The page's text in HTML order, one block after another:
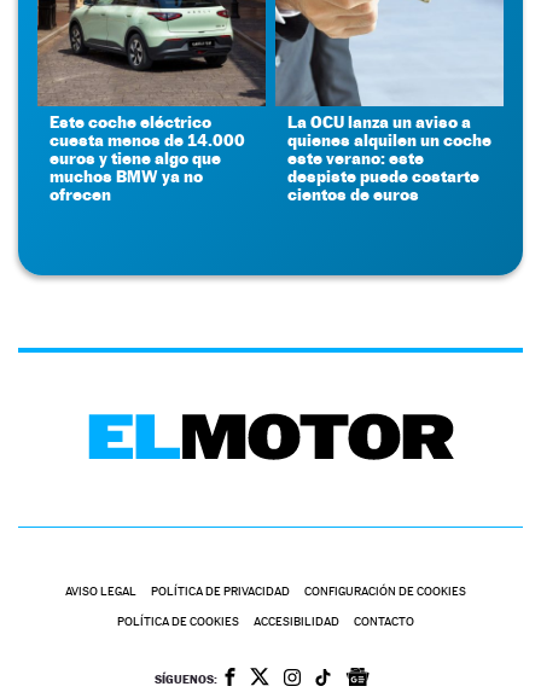
Este coche eléctrico
cuesta menos de 14.000
euros y tiene algo que
muchos BMW ya no
ofrecen
La OCU lanza un aviso a
quienes alquilen un coche
este verano: este
despiste puede costarte
cientos de euros
AVISO LEGAL POLÍTICA DE PRIVACIDAD CONFIGURACIÓN DE COOKIES
POLÍTICA DE COOKIES ACCESIBILIDAD CONTACTO
SÍGUENOS: